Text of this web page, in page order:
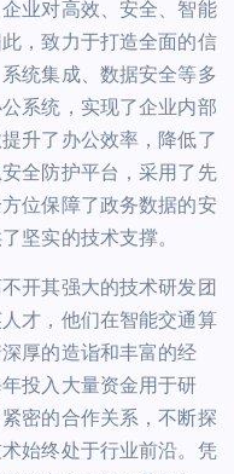
业对高效、安全、智能
，致力于打造全面的信
统集成、数据安全等多
系统，实现了企业内部
升了办公效率，降低了
全防护平台，采用了先
位保障了政务数据的安
坚实的技术支撑。
开其强大的技术研发团
才，他们在智能交通算
厚的造诣和丰富的经
投入大量资金用于研
密的合作关系，不断探
始终处于行业前沿。凭